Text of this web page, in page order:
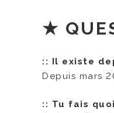
★
:: Il existe
Depuis mars
:: Tu fais